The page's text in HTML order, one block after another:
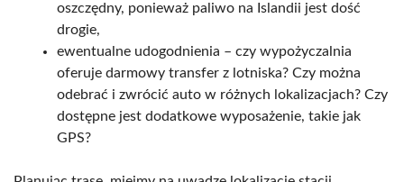
oszczędny, ponieważ paliwo na Islandii jest dość
drogie,
ewentualne udogodnienia – czy wypożyczalnia
oferuje darmowy transfer z lotniska? Czy można
odebrać i zwrócić auto w różnych lokalizacjach? Czy
dostępne jest dodatkowe wyposażenie, takie jak
GPS?